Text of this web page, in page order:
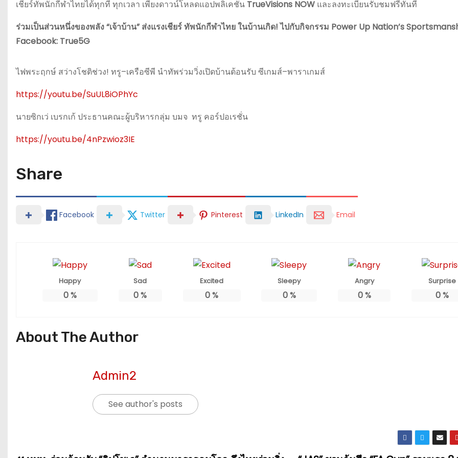
เชียร์ทัพนักกีฬาไทยได้ทุกที่ ทุกเวลา เพียงดาวน์โหลดแอปพลิเคชัน TrueVisions NOW และลงทะเบียนรับชมฟรีทันที
ร่วมเป็นส่วนหนึ่งของพลัง “เจ้าบ้าน” ส่งแรงเชียร์ ทัพนักกีฬาไทย ในบ้านเกิด! ไปกับกิจกรรม Power Up Nation’s
Facebook: True5G
ไฟพระฤกษ์ สว่างโชติช่วง! ทรู–เครือซีพี นำทัพร่วมวิ่งเปิดบ้านต้อนรับ ซีเกมส์–พาราเกมส์
https://youtu.be/SuUL8iOPhYc
นายซิกเว่ เบรกเก้ ประธานคณะผู้บริหารกลุ่ม บมจ ทรู คอร์ปอเรชั่น
https://youtu.be/4nPzwioz3IE
Share
Facebook Twitter Pinterest LinkedIn Email
Happy
0%
Sad
0%
Excited
0%
Sleepy
0%
Angry
0%
Surprise
0%
About The Author
Admin2
See author's posts